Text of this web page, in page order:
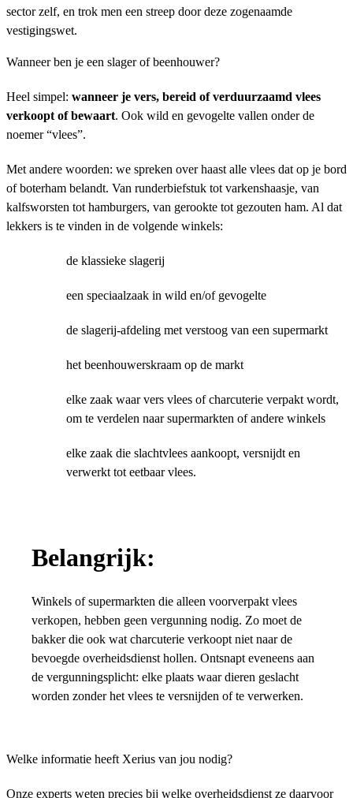
sector zelf, en trok men een streep door deze zogenaamde
vestigingswet.
Wanneer ben je een slager of beenhouwer?
Heel simpel: wanneer je vers, bereid of verduurzaamd vlees
verkoopt of bewaart. Ook wild en gevogelte vallen onder de
noemer “vlees”.
Met andere woorden: we spreken over haast alle vlees dat op je bord
of boterham belandt. Van runderbiefstuk tot varkenshaasje, van
kalfsworsten tot hamburgers, van gerookte tot gezouten ham. Al dat
lekkers is te vinden in de volgende winkels:
de klassieke slagerij
een speciaalzaak in wild en/of gevogelte
de slagerij-afdeling met verstoog van een supermarkt
het beenhouwerskraam op de markt
elke zaak waar vers vlees of charcuterie verpakt wordt,
om te verdelen naar supermarkten of andere winkels
elke zaak die slachtvlees aankoopt, versnijdt en
verwerkt tot eetbaar vlees.
Belangrijk:
Winkels of supermarkten die alleen voorverpakt vlees
verkopen, hebben geen vergunning nodig. Zo moet de
bakker die ook wat charcuterie verkoopt niet naar de
bevoegde overheidsdienst hollen. Ontsnapt eveneens aan
de vergunningsplicht: elke plaats waar dieren geslacht
worden zonder het vlees te versnijden of te verwerken.
Welke informatie heeft Xerius van jou nodig?
Onze experts weten precies bij welke overheidsdienst ze daarvoor